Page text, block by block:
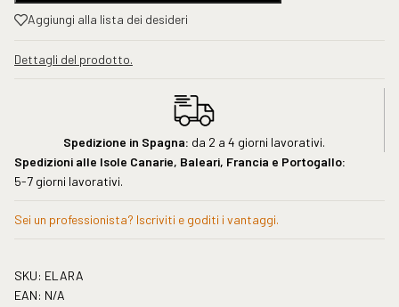
Aggiungi alla lista dei desideri
Dettagli del prodotto.
Spedizione in Spagna: da 2 a 4 giorni lavorativi.
Spedizioni alle Isole Canarie, Baleari, Francia e Portogallo:
5-7 giorni lavorativi.
Sei un professionista? Iscriviti e goditi i vantaggi.
SKU: ELARA
EAN: N/A